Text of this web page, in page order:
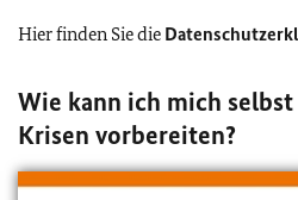
Hier finden Sie die
Wie kann ich mich
Krisen vorbereiten?